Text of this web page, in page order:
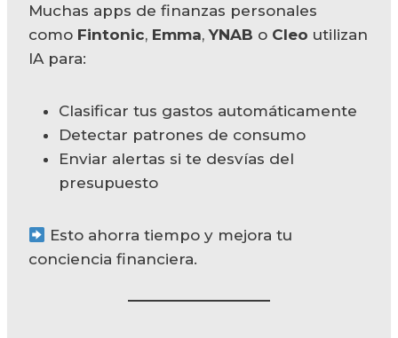
Muchas apps de finanzas personales
como Fintonic, Emma,YNAB o Cleo utilizan
IA para:
Clasificar tus gastos automáticamente
Detectar patrones de consumo
Enviar alertas si te desvías del
presupuesto
Esto ahorra tiempo y mejora tu
conciencia financiera.